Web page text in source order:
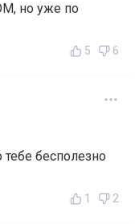
но уже по
5 6
тебе бесполезно
1 2